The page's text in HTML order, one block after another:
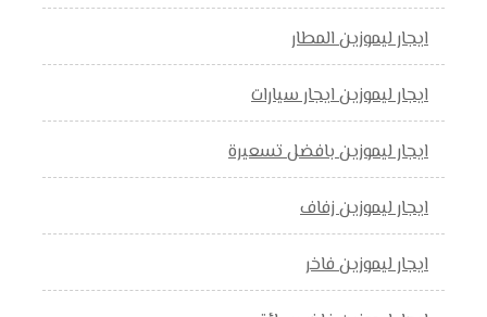
ايجار ليموزين المطار
ايجار ليموزين ايجار سيارات
ايجار ليموزين بافضل تسعيرة
ايجار ليموزين زفاف
ايجار ليموزين فاخر